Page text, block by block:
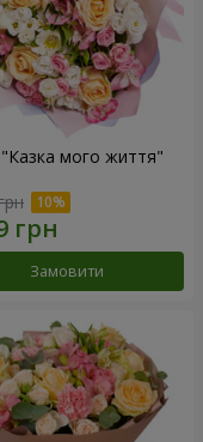
"Казка мого життя"
Замовити